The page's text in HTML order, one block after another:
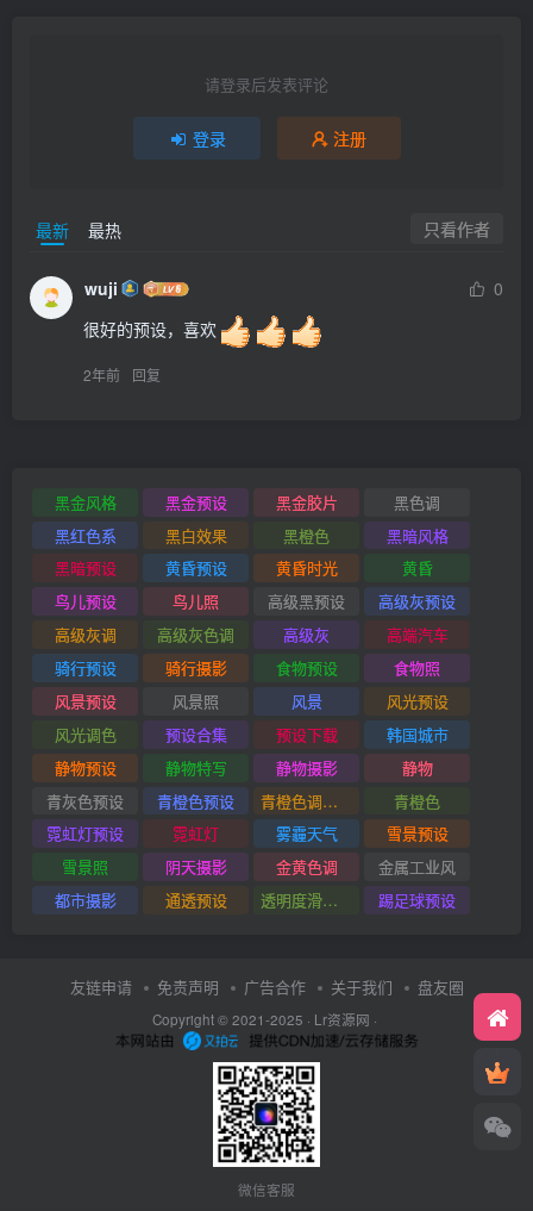
请登录后发表评论
登录 注册
最新 最热 只看作者
wuji
0
很好的预设，喜欢
2年前 回复
黑金风格 黑金预设 黑金胶片
黑色调
黑红色系
黑白效果 黑橙色
黑暗风格
黑暗预设
黄昏预设 黄昏时光
黄昏
鸟儿预设
鸟儿照 高级黑预设
高级灰预设
高级灰调
高级灰色调 高级灰
高端汽车
骑行预设
骑行摄影 食物预设
食物照
风景预设
风景照 风景
风光预设
风光调色
预设合集 预设下载
韩国城市
静物预设
静物特写 静物摄影
静物
青灰色预设
青橙色预设 青橙色调预设
青橙色
霓虹灯预设
霓虹灯 雾霾天气
雪景预设
雪景照
阴天摄影 金黄色调
金属工业风
都市摄影
通透预设 透明度滑块插件 踢足球预设
友链申请 免责声明 广告合作 关于我们 盘友圈
Copyright © 2021-2025 · Lr资源网 ·
微信客服